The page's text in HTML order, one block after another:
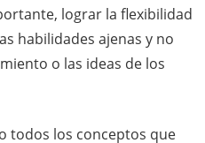
lograr la flexibilidad
habilidades ajenas y no
o las ideas de los
todos los conceptos que